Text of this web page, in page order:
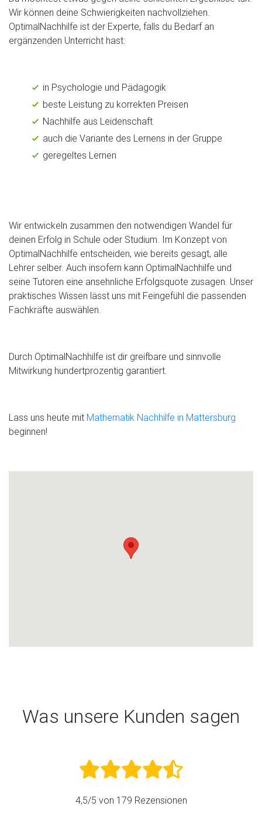
Wir können deine Schwierigkeiten nachvollziehen.
OptimalNachhilfe ist der Experte, falls du Bedarf an
ergänzenden Unterricht hast:
in Psychologie und Pädagogik
beste Leistung zu korrekten Preisen
Nachhilfe aus Leidenschaft
auch die Variante des Lernens in der Gruppe
geregeltes Lernen
Wir entwickeln zusammen den notwendigen Wandel für
deinen Erfolg in Schule oder Studium. Im Konzept von
OptimalNachhilfe entscheiden, wie bereits gesagt, alle
Lehrer selber. Auch insofern kann OptimalNachhilfe und
seine Tutoren eine ansehnliche Erfolgsquote zusagen. Unser
praktisches Wissen lässt uns mit Feingefühl die passenden
Fachkräfte auswählen.
Durch OptimalNachhilfe ist dir greifbare und sinnvolle
Mitwirkung hundertprozentig garantiert.
Lass uns heute mit Mathematik Nachhilfe in Mattersburg
beginnen!
Was unsere Kunden sagen
4,5/5 von 179 Rezensionen